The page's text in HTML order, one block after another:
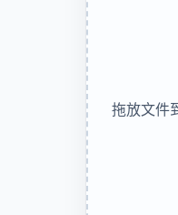
拖放文件